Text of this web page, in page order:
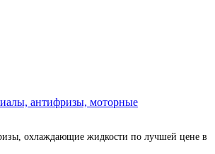
охлаждающие жидкости по лучшей цене в